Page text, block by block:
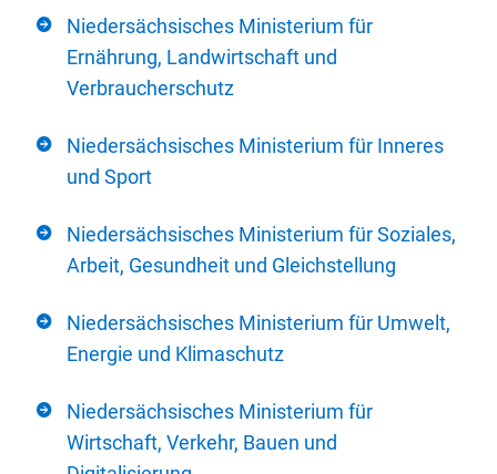
Niedersächsisches Ministerium für
Ernährung, Landwirtschaft und
Verbraucherschutz
Niedersächsisches Ministerium für Inneres
und Sport
Niedersächsisches Ministerium für Soziales,
Arbeit, Gesundheit und Gleichstellung
Niedersächsisches Ministerium für Umwelt,
Energie und Klimaschutz
Niedersächsisches Ministerium für
Wirtschaft, Verkehr, Bauen und